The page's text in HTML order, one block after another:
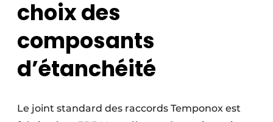
choix des
composants
d’étanchéité
Le joint standard des raccords Temponox est